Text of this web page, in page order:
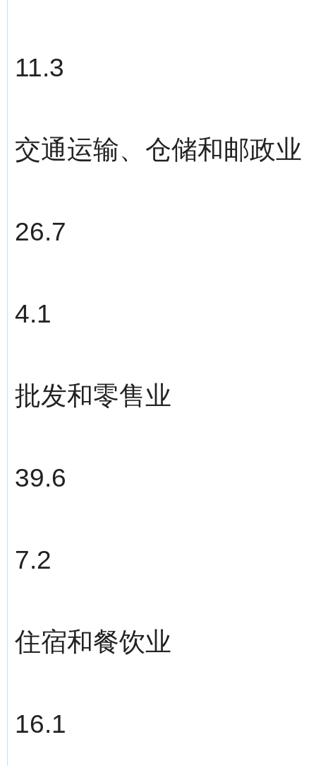
11.3
交通运输、仓储和邮政业
26.7
4.1
批发和零售业
39.6
7.2
住宿和餐饮业
16.1